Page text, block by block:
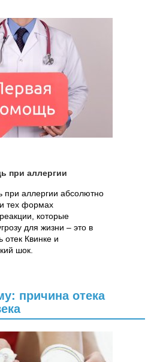
при аллергии
аллергии абсолютно
тех формах
которые
для жизни – это в
отек Квинке и
шок.
причина отека